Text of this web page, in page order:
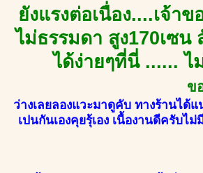
ยังแรงต่อเนื่อง....เจ้า
ไม่ธรรมดา สูง170เซน
ได้ง่ายๆที่นี่ ...... ไ
ข
ว่างเลยลองแวะมาดูคับ ทางร้านไ
เปนกันเองคุยรุ้เอง เนื้องานดีครับ